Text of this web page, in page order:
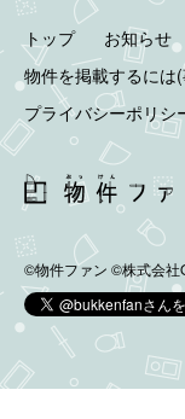
トップ お知らせ
物件を掲載するには
プライバシーポリシ
©物件ファン ©株式会社